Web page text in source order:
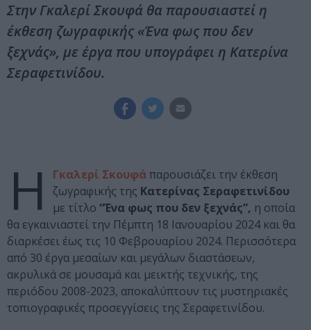
Στην Γκαλερί Σκουφά θα παρουσιαστεί η
έκθεση ζωγραφικής «Ένα φως που δεν
ξεχνάς», με έργα που υπογράφει η Κατερίνα
Σεραφετινίδου.
Η Γκαλερί Σκουφάπαρουσιάζει την έκθεση
ζωγραφικής της Κατερίνας Σεραφετινίδου
με τίτλο “Ένα φως που δεν ξεχνάς”, η οποία
θα εγκαινιαστεί την Πέμπτη 18 Ιανουαρίου 2024 και θα
διαρκέσει έως τις 10 Φεβρουαρίου 2024. Περισσότερα
από 30 έργα μεσαίων και μεγάλων διαστάσεων,
ακρυλικά σε μουσαμά και μεικτής τεχνικής, της
περιόδου 2008-2023, αποκαλύπτουν τις μυστηριακές
τοπιογραφικές προσεγγίσεις της Σεραφετινίδου.